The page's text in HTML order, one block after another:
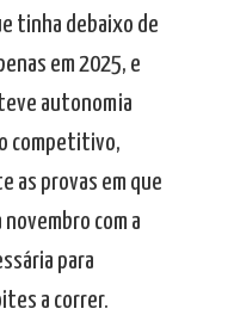
tinha debaixo de
em 2025, e
autonomia
competitivo,
as provas em que
com a
para
a correr.